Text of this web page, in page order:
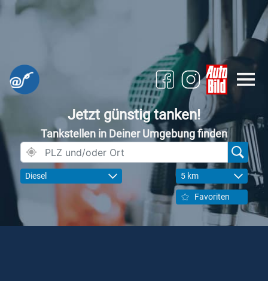
Jetzt günstig tanken!
Tankstellen in Deiner Umgebung finden
Diesel 5 km
Favoriten